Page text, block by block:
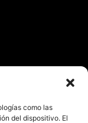
como las
del dispositivo. El